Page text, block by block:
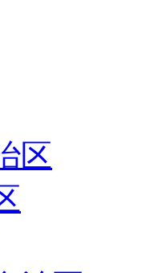
区